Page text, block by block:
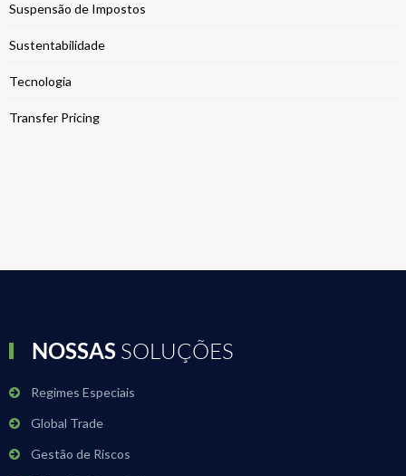
Suspensão de Impostos
Sustentabilidade
Tecnologia
Transfer Pricing
NOSSAS SOLUÇÕES
Regimes Especiais
Global Trade
Gestão de Riscos